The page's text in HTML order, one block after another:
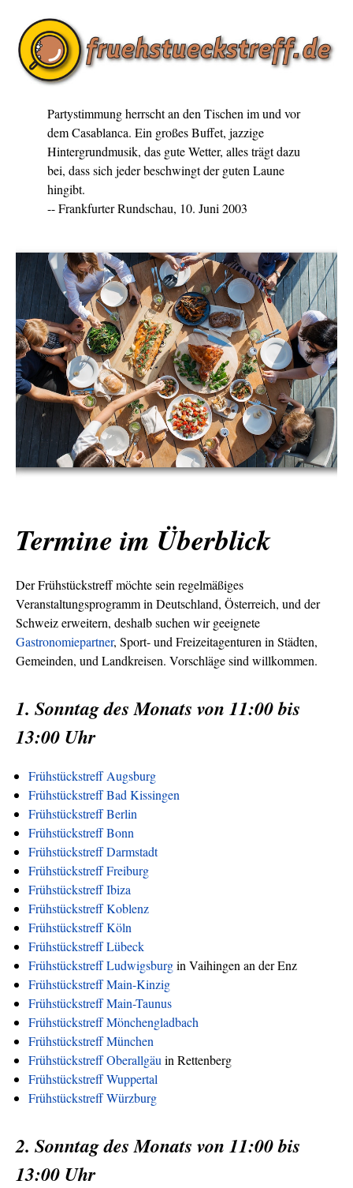
Partystimmung herrscht an den Tischen im und vor
dem Casablanca. Ein großes Buffet, jazzige
Hintergrundmusik, das gute Wetter, alles trägt dazu
bei, dass sich jeder beschwingt der guten Laune
hingibt.
-- Frankfurter Rundschau, 10. Juni 2003
Termine im Überblick
Der Frühstückstreff möchte sein regelmäßiges
Veranstaltungsprogramm in Deutschland, Österreich, und der
Schweiz erweitern, deshalb suchen wir geeignete
Gastronomiepartner, Sport- und Freizeitagenturen in Städten,
Gemeinden, und Landkreisen. Vorschläge sind willkommen.
1. Sonntag des Monats von 11:00 bis
13:00 Uhr
Frühstückstreff Augsburg
Frühstückstreff Bad Kissingen
Frühstückstreff Berlin
Frühstückstreff Bonn
Frühstückstreff Darmstadt
Frühstückstreff Freiburg
Frühstückstreff Ibiza
Frühstückstreff Koblenz
Frühstückstreff Köln
Frühstückstreff Lübeck
Frühstückstreff Ludwigsburgin Vaihingen an der Enz
Frühstückstreff Main-Kinzig
Frühstückstreff Main-Taunus
Frühstückstreff Mönchengladbach
Frühstückstreff München
Frühstückstreff Oberallgäu in Rettenberg
Frühstückstreff Wuppertal
Frühstückstreff Würzburg
2. Sonntag des Monats von 11:00 bis
13:00 Uhr